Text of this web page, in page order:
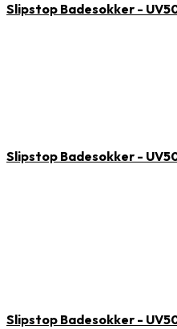
Slipstop Badesokker -
Slipstop Badesokker -
Slipstop Badesokker -